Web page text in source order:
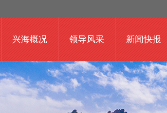
兴海概况 领导风采 新闻快报